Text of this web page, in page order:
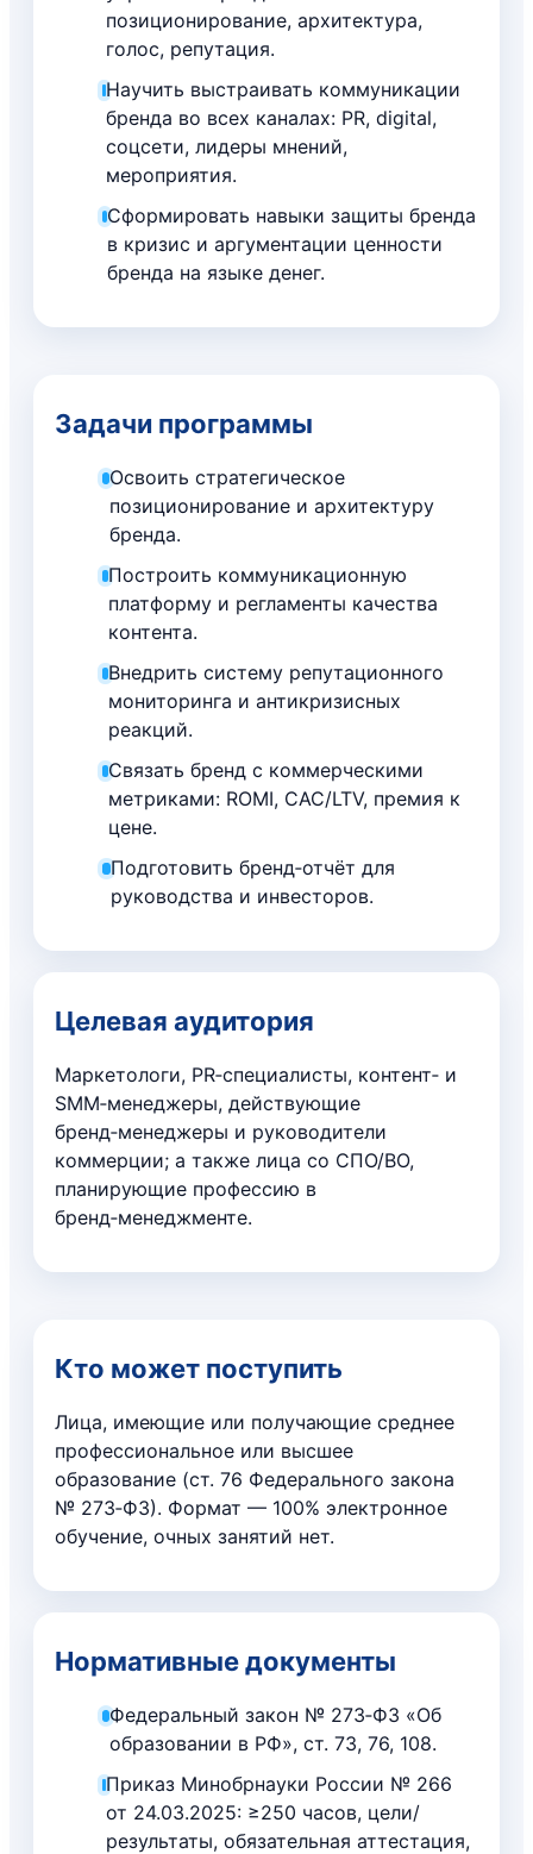
позиционирование, архитектура,
голос, репутация.
Научить выстраивать коммуникации
бренда во всех каналах: PR, digital,
соцсети, лидеры мнений,
мероприятия.
Сформировать навыки защиты бренда
в кризис и аргументации ценности
бренда на языке денег.
Задачи программы
Освоить стратегическое
позиционирование и архитектуру
бренда.
Построить коммуникационную
платформу и регламенты качества
контента.
Внедрить систему репутационного
мониторинга и антикризисных
реакций.
Связать бренд с коммерческими
метриками: ROMI, CAC/LTV, премия к
цене.
Подготовить бренд‑отчёт для
руководства и инвесторов.
Целевая аудитория
Маркетологи, PR‑специалисты, контент‑ и
SMM‑менеджеры, действующие
бренд‑менеджеры и руководители
коммерции; а также лица со СПО/ВО,
планирующие профессию в
бренд‑менеджменте.
Кто может поступить
Лица, имеющие или получающие среднее
профессиональное или высшее
образование (ст. 76 Федерального закона
№ 273‑ФЗ). Формат — 100% электронное
обучение, очных занятий нет.
Нормативные документы
Федеральный закон № 273‑ФЗ «Об
образовании в РФ», ст. 73, 76, 108.
Приказ Минобрнауки России № 266
от 24.03.2025: ≥250 часов, цели/
результаты, обязательная аттестация,